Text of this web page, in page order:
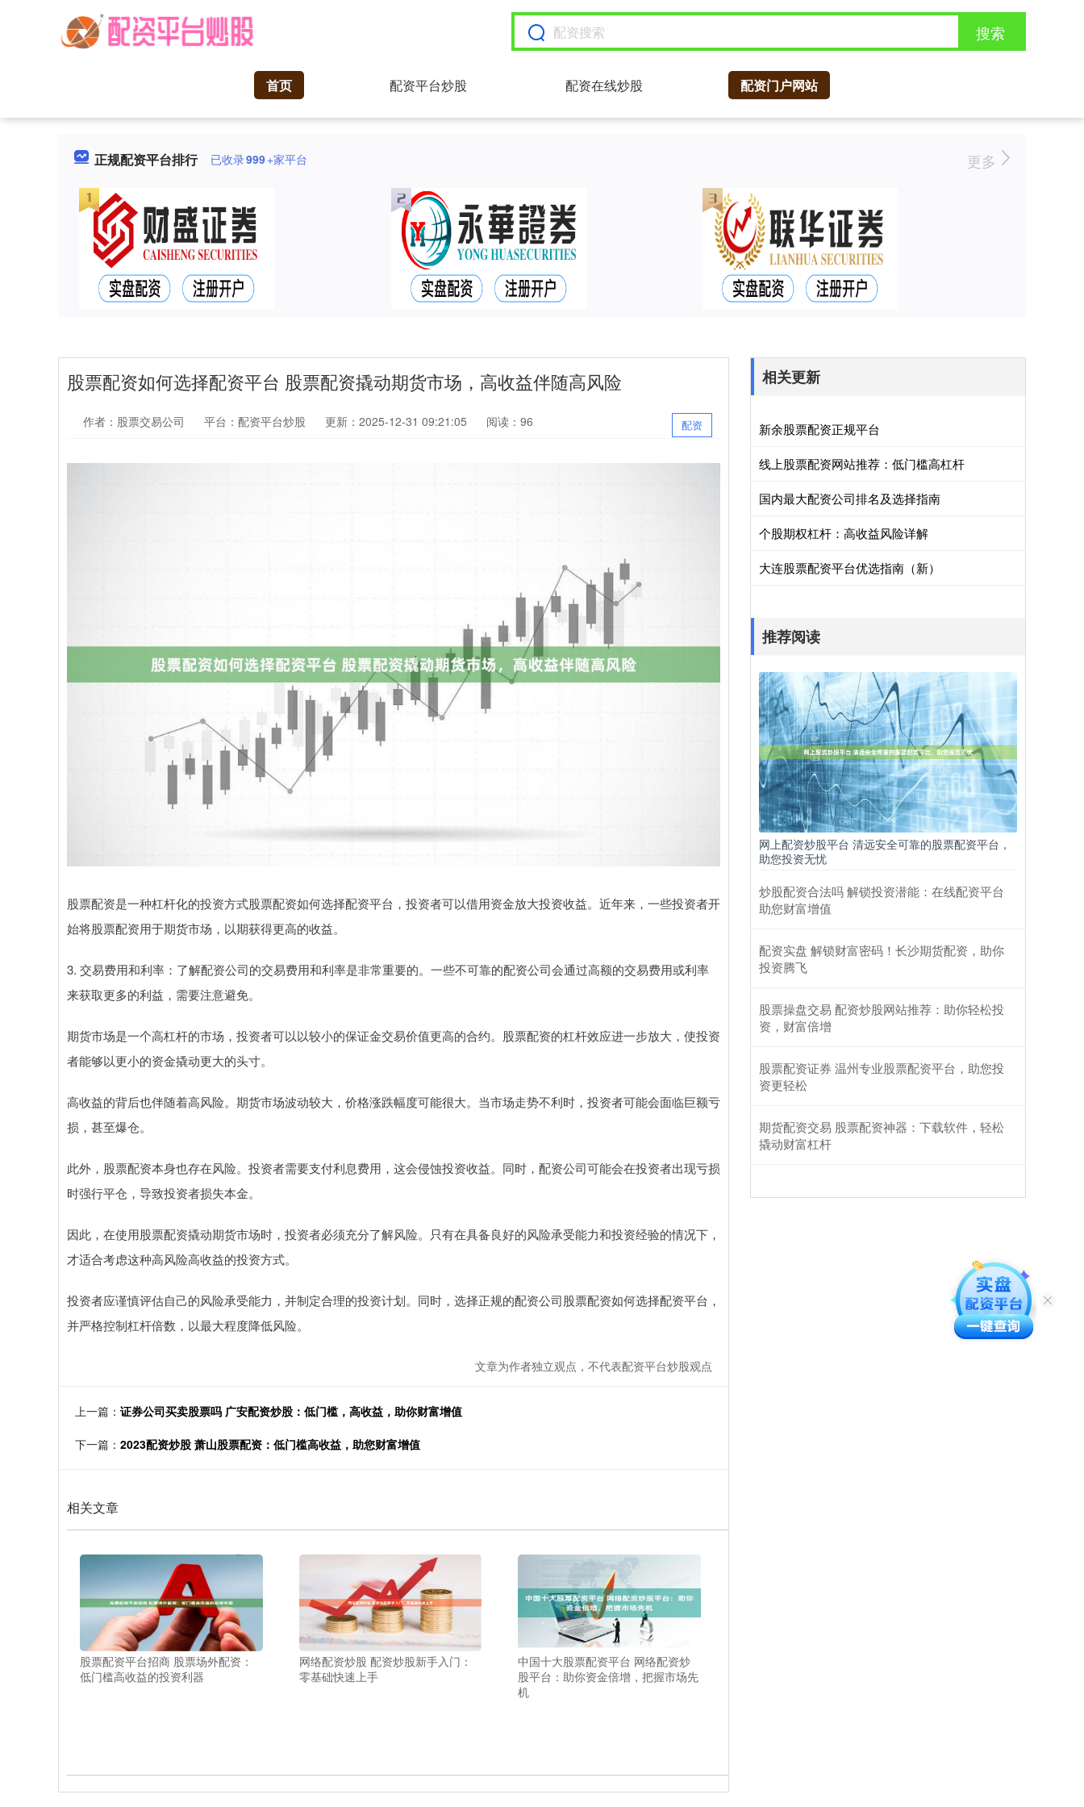
搜索
首页 配资平台炒股 配资在线炒股 配资门户网站
正规配资平台排行 已收录999+家平台 更多
股票配资如何选择配资平台 股票配资撬动期货市场，高收益伴随高风险
配资
作者：股票交易公司 平台：配资平台炒股 更新：2025-12-31 09:21:05 阅读：96
股票配资是一种杠杆化的投资方式股票配资如何选择配资平台，投资者可以借用资金放大投资收益。近年来，一些投资者开
始将股票配资用于期货市场，以期获得更高的收益。
3. 交易费用和利率：了解配资公司的交易费用和利率是非常重要的。一些不可靠的配资公司会通过高额的交易费用或利率
来获取更多的利益，需要注意避免。
期货市场是一个高杠杆的市场，投资者可以以较小的保证金交易价值更高的合约。股票配资的杠杆效应进一步放大，使投资
者能够以更小的资金撬动更大的头寸。
高收益的背后也伴随着高风险。期货市场波动较大，价格涨跌幅度可能很大。当市场走势不利时，投资者可能会面临巨额亏
损，甚至爆仓。
此外，股票配资本身也存在风险。投资者需要支付利息费用，这会侵蚀投资收益。同时，配资公司可能会在投资者出现亏损
时强行平仓，导致投资者损失本金。
因此，在使用股票配资撬动期货市场时，投资者必须充分了解风险。只有在具备良好的风险承受能力和投资经验的情况下，
才适合考虑这种高风险高收益的投资方式。
投资者应谨慎评估自己的风险承受能力，并制定合理的投资计划。同时，选择正规的配资公司股票配资如何选择配资平台，
并严格控制杠杆倍数，以最大程度降低风险。
文章为作者独立观点，不代表配资平台炒股观点
上一篇： 证券公司买卖股票吗 广安配资炒股：低门槛，高收益，助你财富增值
下一篇： 2023配资炒股 萧山股票配资：低门槛高收益，助您财富增值
相关文章
股票配资平台招商 股票场外配资：
低门槛高收益的投资利器
网络配资炒股 配资炒股新手入门：
零基础快速上手
中国十大股票配资平台 网络配资炒
股平台：助你资金倍增，把握市场先
机
相关更新
新余股票配资正规平台
线上股票配资网站推荐：低门槛高杠杆
国内最大配资公司排名及选择指南
个股期权杠杆：高收益风险详解
大连股票配资平台优选指南（新）
推荐阅读
网上配资炒股平台 清远安全可靠的股票配资平台，
助您投资无忧
炒股配资合法吗 解锁投资潜能：在线配资平台
助您财富增值
配资实盘 解锁财富密码！长沙期货配资，助你
投资腾飞
股票操盘交易 配资炒股网站推荐：助你轻松投
资，财富倍增
股票配资证券 温州专业股票配资平台，助您投
资更轻松
期货配资交易 股票配资神器：下载软件，轻松
撬动财富杠杆